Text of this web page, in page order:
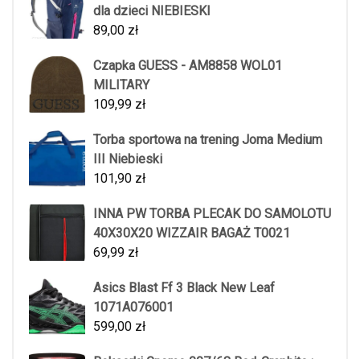
dla dzieci NIEBIESKI
89,00 zł
Czapka GUESS - AM8858 WOL01
MILITARY
109,99 zł
Torba sportowa na trening Joma Medium
III Niebieski
101,90 zł
INNA PW TORBA PLECAK DO SAMOLOTU
40X30X20 WIZZAIR BAGAŻ T0021
69,99 zł
Asics Blast Ff 3 Black New Leaf
1071A076001
599,00 zł